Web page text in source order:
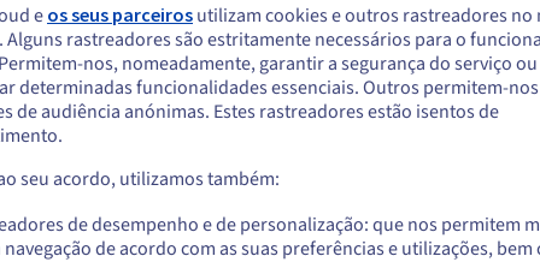
Liguem-me
que está localizado em Estados
encomendar a partir de Estados Unidos, terá de consultar e criar uma conta
do país em questão.
ao website do Estados Unidos
us.ovhcloud.com/
Inglês USD - $
eos seus parceiros utilizam cookies e outros rastreadores no
Alguns rastreadores são estritamente necessários para o
nos, nomeadamente, garantir a segurança do serviço ou
determinadas funcionalidades essenciais. Outros permitem-
de audiência anónimas. Estes rastreadores estão isentos de
seu acordo, utilizamos também:
de desempenho e de personalização: que nos permitem
navegação de acordo com as suas preferências e utilizações, bem